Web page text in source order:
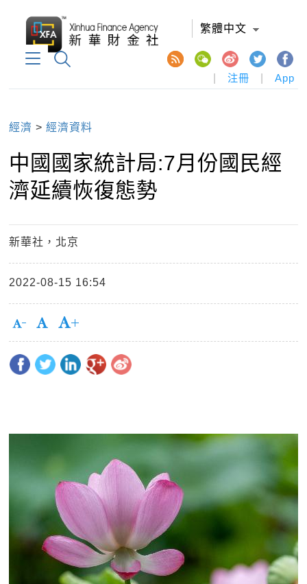
繁體中文
注冊 App
經濟 >經濟資料
中國國家統計局:7月份國民經
濟延續恢復態勢
新華社，北京
2022-08-15 16:54